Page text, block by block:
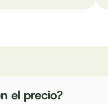
el precio?